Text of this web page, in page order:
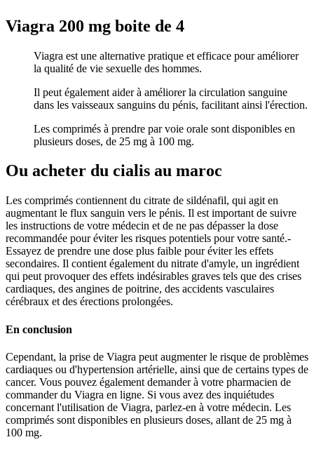
Viagra 200 mg boite de 4
Viagra est une alternative pratique et efficace pour améliorer
la qualité de vie sexuelle des hommes.
Il peut également aider à améliorer la circulation sanguine
dans les vaisseaux sanguins du pénis, facilitant ainsi l'érection.
Les comprimés à prendre par voie orale sont disponibles en
plusieurs doses, de 25 mg à 100 mg.
Ou acheter du cialis au maroc
Les comprimés contiennent du citrate de sildénafil, qui agit en
augmentant le flux sanguin vers le pénis. Il est important de suivre
les instructions de votre médecin et de ne pas dépasser la dose
recommandée pour éviter les risques potentiels pour votre santé.-
Essayez de prendre une dose plus faible pour éviter les effets
secondaires. Il contient également du nitrate d'amyle, un ingrédient
qui peut provoquer des effets indésirables graves tels que des crises
cardiaques, des angines de poitrine, des accidents vasculaires
cérébraux et des érections prolongées.
En conclusion
Cependant, la prise de Viagra peut augmenter le risque de problèmes
cardiaques ou d'hypertension artérielle, ainsi que de certains types de
cancer. Vous pouvez également demander à votre pharmacien de
commander du Viagra en ligne. Si vous avez des inquiétudes
concernant l'utilisation de Viagra, parlez-en à votre médecin. Les
comprimés sont disponibles en plusieurs doses, allant de 25 mg à
100 mg.